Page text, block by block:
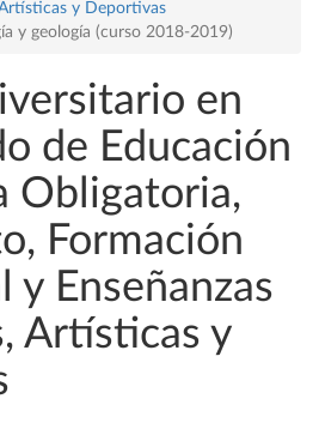
y Deportivas
y geología (curso 2018-2019)
en
de Educación
Obligatoria,
Formación
y Enseñanzas
Artísticas y